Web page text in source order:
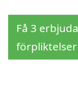
Få 3
förpliktelser